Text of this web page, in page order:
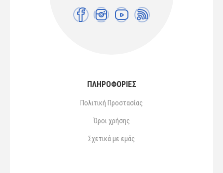
ΠΛΗΡΟΦΟΡΙΕΣ
Πολιτική Προστασίας
Όροι χρήσης
Σχετικά με εμάς